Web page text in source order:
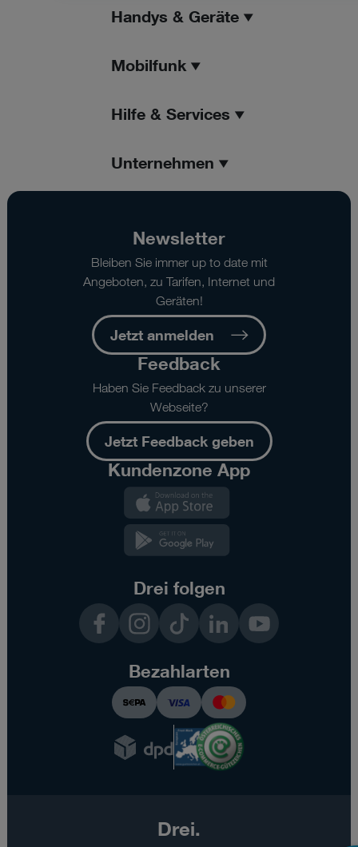
Handys & Geräte
Mobilfunk
Hilfe & Services
Unternehmen
Newsletter
Bleiben Sie immer up to date mit
Angeboten, zu Tarifen, Internet und
Geräten!
Jetzt anmelden
Feedback
Haben Sie Feedback zu unserer
Webseite?
Jetzt Feedback geben
Kundenzone App
Drei folgen
InstagramTikTok LinkedInYouTube
Bezahlarten
Drei.